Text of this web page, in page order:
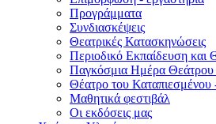
Προγράμματα
Συνδιασκέψεις
Θεατρικές Κατασκηνώσεις
Περιοδικό Εκπαίδευση και
Παγκόσμια Ημέρα Θεάτρου
Θέατρο του
Μαθητικά φεστιβάλ
Οι εκδόσεις μας